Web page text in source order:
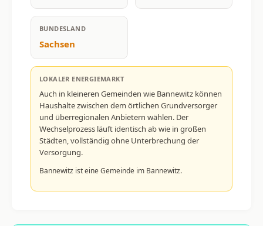
BUNDESLAND
Sachsen
LOKALER ENERGIEMARKT
Auch in kleineren Gemeinden wie Bannewitz können
Haushalte zwischen dem örtlichen Grundversorger
und überregionalen Anbietern wählen. Der
Wechselprozess läuft identisch ab wie in großen
Städten, vollständig ohne Unterbrechung der
Versorgung.
Bannewitz ist eine Gemeinde im Bannewitz.